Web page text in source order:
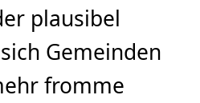
plausibel
Gemeinden
fromme